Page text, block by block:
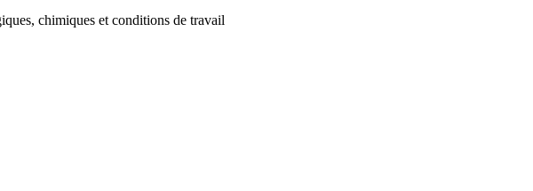
chimiques et conditions de travail